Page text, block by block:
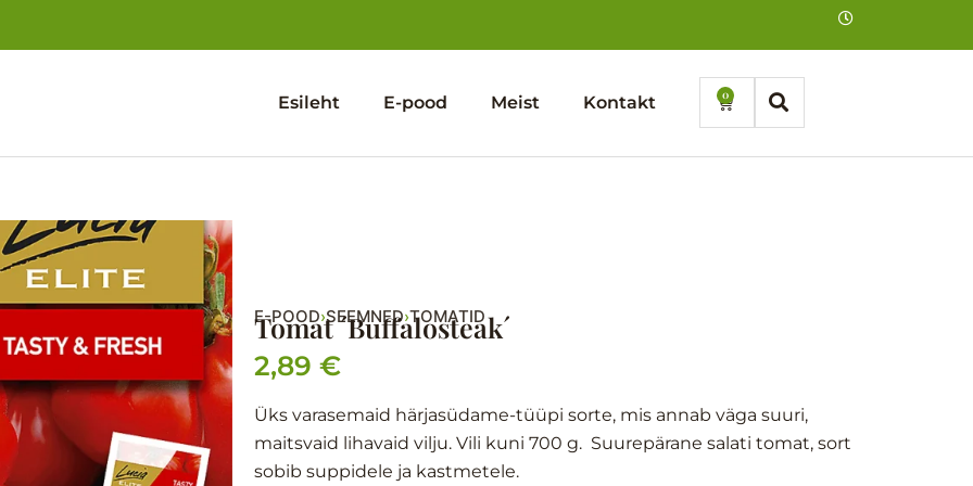
Esileht E-pood Meist Kontakt 0
Cart
E-POOD›SEEMNED›TOMATID
Tomat ´Buffalosteak´
2,89 €
Üks varasemaid härjasüdame-tüüpi sorte, mis annab väga suuri,
maitsvaid lihavaid vilju. Vili kuni 700 g. Suurepärane salati tomat, sort
sobib suppidele ja kastmetele.